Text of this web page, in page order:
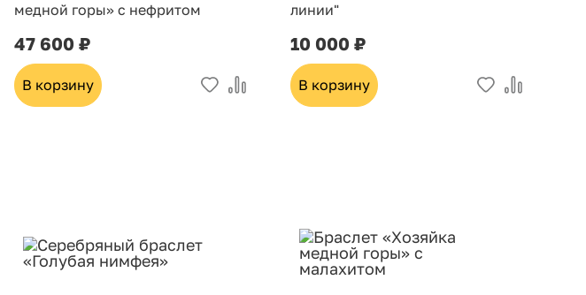
медной горы» с нефритом
47 600 ₽
В корзину
линии"
10 000 ₽
В корзину